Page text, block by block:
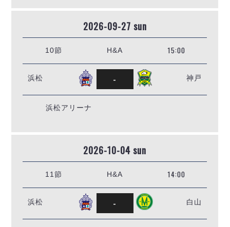
2026-09-27 sun
10節 H&A 15:00
浜松 - 神戸
浜松アリーナ
2026-10-04 sun
11節 H&A 14:00
浜松 - 白山